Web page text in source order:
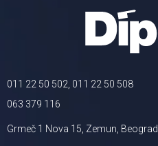
011 22 50 502, 011 22 50 508
063 379 116
Grmeč 1 Nova 15, Zemun, Beograd